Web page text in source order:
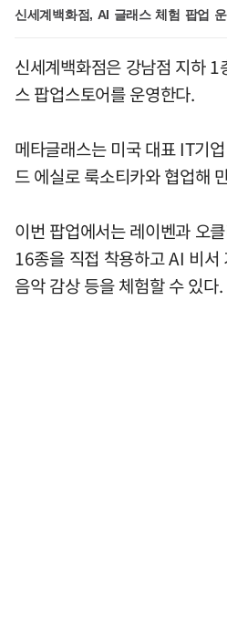
신세계백화점, AI 글래스 체험 팝업
신세계백화점은 강남점 지하
스 팝업스토어를 운영한다.
메타글래스는 미국 대표 IT기
드 에실로 룩소티카와 협업해
이번 팝업에서는 레이벤과 오
16종을 직접 착용하고 AI 비서
음악 감상 등을 체험할 수 있다.